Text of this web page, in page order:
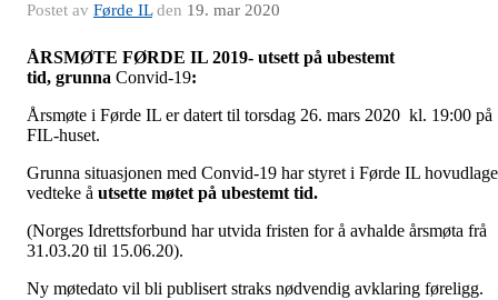
Postet av Førde ILden 19. mar 2020
ÅRSMØTE FØRDE IL 2019- utsett på ubestemt
tid, grunna Convid-19:
Årsmøte i Førde IL er datert til torsdag 26. mars 2020 kl. 19:00 på
FIL-huset.
Grunna situasjonen med Convid-19 har styret i Førde IL
vedteke å utsette møtet på ubestemt tid.
(Norges Idrettsforbund har utvida fristen for å avhalde årsmøta frå
31.03.20 til 15.06.20).
Ny møtedato vil bli publisert straks nødvendig avklaring føreligg.